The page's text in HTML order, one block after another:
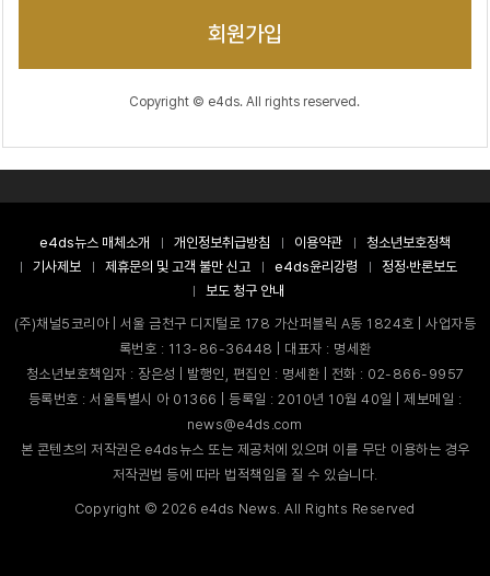
회원가입
Copyright © e4ds. All rights reserved.
e4ds뉴스 매체소개 개인정보취급방침 이용약관
청소년보호정책
기사제보
제휴문의 및 고객 불만 신고 e4ds윤리강령
정정·반론보도
보도 청구 안내
(주)채널5코리아 | 서울 금천구 디지털로 178 가산퍼블릭 A동 1824호 | 사업자등
록번호 : 113-86-36448 | 대표자 : 명세환
청소년보호책임자 : 장은성 | 발행인, 편집인 : 명세환 | 전화 : 02-866-9957
등록번호 : 서울특별시 아 01366 | 등록일 : 2010년 10월 40일 | 제보메일 :
news@e4ds.com
본 콘텐츠의 저작권은 e4ds뉴스 또는 제공처에 있으며 이를 무단 이용하는 경우
저작권법 등에 따라 법적책임을 질 수 있습니다.
Copyright ©2026 e4ds News. All Rights Reserved